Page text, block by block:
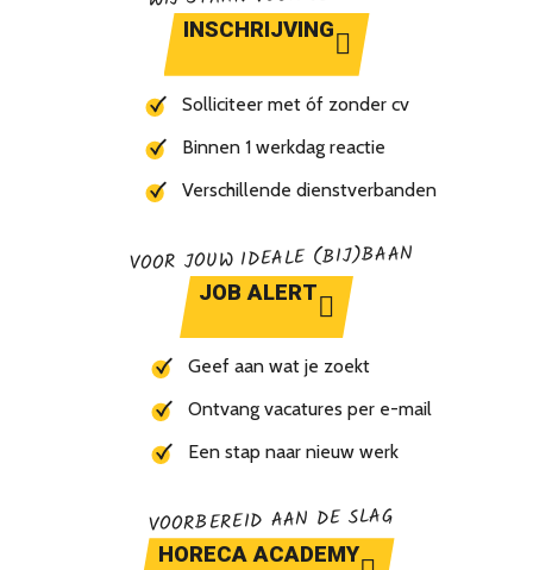
INSCHRIJVING
Solliciteer met óf zonder cv
Binnen 1 werkdag reactie
Verschillende dienstverbanden
VOOR JOUW IDEALE (BIJ)BAAN
JOB ALERT
Geef aan wat je zoekt
Ontvang vacatures per e-mail
Een stap naar nieuw werk
VOORBEREID AAN DE SLAG
HORECA ACADEMY